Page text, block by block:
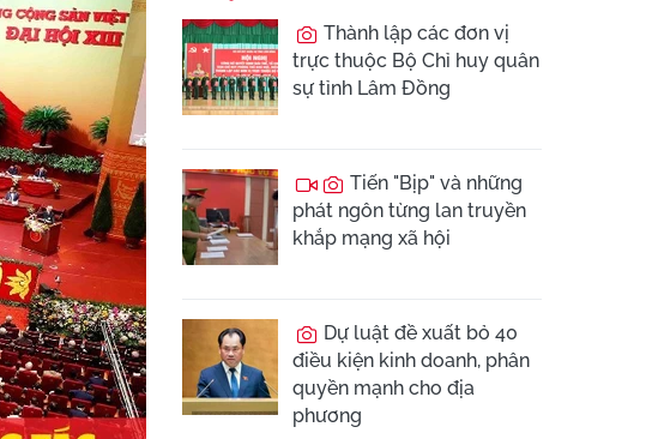
Thành lập các đơn vị
trực thuộc Bộ Chỉ huy quân
sự tỉnh Lâm Đồng
Tiến "Bịp" và những
phát ngôn từng lan truyền
khắp mạng xã hội
Dự luật đề xuất bỏ 40
điều kiện kinh doanh, phân
quyền mạnh cho địa
phương